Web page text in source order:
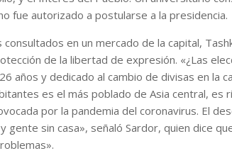
fue autorizado a postularse a la presidencia.
en un mercado de la capital,
de la libertad de expresión. «¿Las
años y dedicado al cambio de divisas en la
es el más poblado de Asia central,
por la pandemia del coronavirus. El
gente sin casa», señaló Sardor, quien dice